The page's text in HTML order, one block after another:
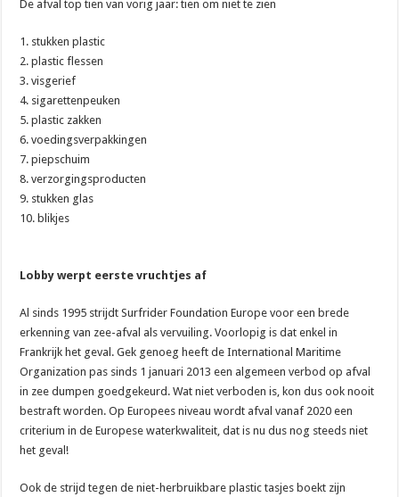
De afval top tien van vorig jaar: tien om niet te zien
1. stukken plastic
2. plastic flessen
3. visgerief
4. sigarettenpeuken
5. plastic zakken
6. voedingsverpakkingen
7. piepschuim
8. verzorgingsproducten
9. stukken glas
10. blikjes
Lobby werpt eerste vruchtjes af
Al sinds 1995 strijdt Surfrider Foundation Europe voor een brede
erkenning van zee-afval als vervuiling. Voorlopig is dat enkel in
Frankrijk het geval. Gek genoeg heeft de International Maritime
Organization pas sinds 1 januari 2013 een algemeen verbod op afval
in zee dumpen goedgekeurd. Wat niet verboden is, kon dus ook nooit
bestraft worden. Op Europees niveau wordt afval vanaf 2020 een
criterium in de Europese waterkwaliteit, dat is nu dus nog steeds niet
het geval!
Ook de strijd tegen de niet-herbruikbare plastic tasjes boekt zijn